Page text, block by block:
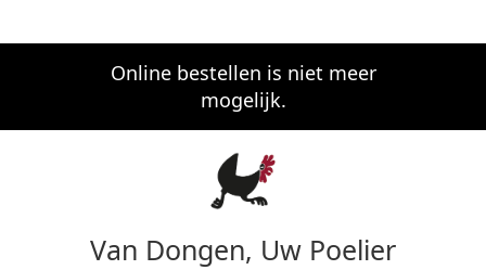
Online bestellen is niet meer
mogelijk.
Van Dongen, Uw Poelier